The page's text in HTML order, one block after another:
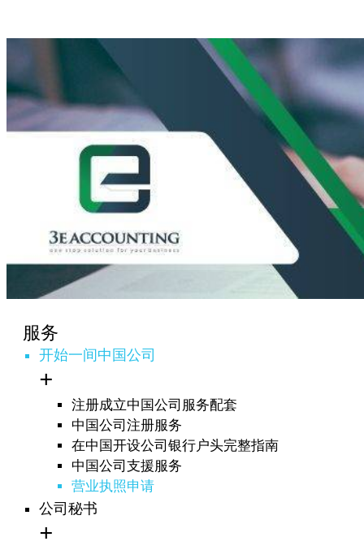
服务
开始一间中国公司
注册成立中国公司服务配套
中国公司注册服务
在中国开设公司银行户头完整指南
中国公司支援服务
营业执照申请
公司秘书